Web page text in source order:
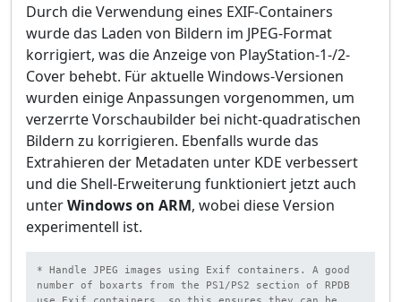
Durch die Verwendung eines EXIF-Containers
wurde das Laden von Bildern im JPEG-Format
korrigiert, was die Anzeige von PlayStation-1-/2-
Cover behebt. Für aktuelle Windows-Versionen
wurden einige Anpassungen vorgenommen, um
verzerrte Vorschaubilder bei nicht-quadratischen
Bildern zu korrigieren. Ebenfalls wurde das
Extrahieren der Metadaten unter KDE verbessert
und die Shell-Erweiterung funktioniert jetzt auch
unterWindows on ARM, wobei diese Version
experimentell ist.
* Handle JPEG images using Exif containers. A good
number of boxarts from the PS1/PS2 section of RPDB